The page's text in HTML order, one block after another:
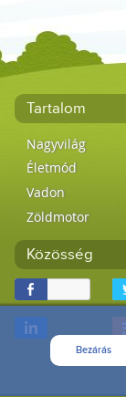
Bezárás
Tartalom
Nagyvilág
Életmód
Vadon
Zöldmotor
Közösség